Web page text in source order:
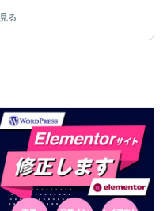
覧頂きありがとうござい
人で承っております ／
作 (オリジナルデザイン
Elementor使用／オリ
Woocommerce使用）
等印刷物
る